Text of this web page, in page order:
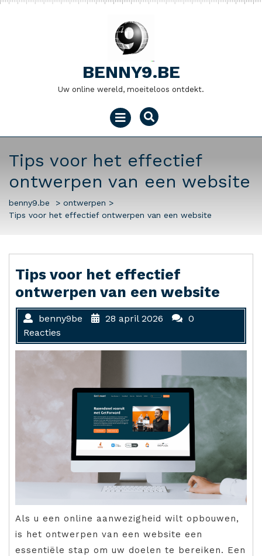
Naar
BENNY9.BE
Uw online wereld, moeiteloos ontdekt.
Menu
openen
Tips voor het effectief
ontwerpen van een website
benny9.be > ontwerpen >
Tips voor het effectief ontwerpen van een website
Tips voor het effectief
ontwerpen van een website
benny9be 28 april 2026
0
Reacties
Als u een online aanwezigheid wilt opbouwen,
is het ontwerpen van een website een
essentiële stap om uw doelen te bereiken. Een